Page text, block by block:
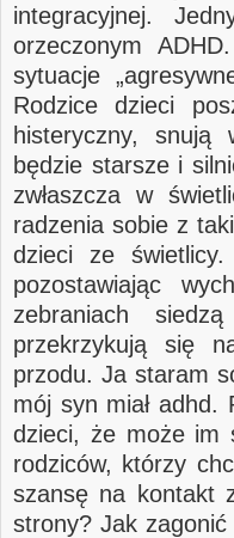
integracyjnej.
orzeczonym
sytuacje
Rodzice dzieci
histeryczny,
będzie starsze i
zwłaszcza w
radzenia sobie z
dzieci ze
pozostawiając
zebraniach
przekrzykują się
przodu. Ja staram
mój syn miał adhd.
dzieci, że może im
rodziców, którzy
szansę na kontakt
strony? Jak